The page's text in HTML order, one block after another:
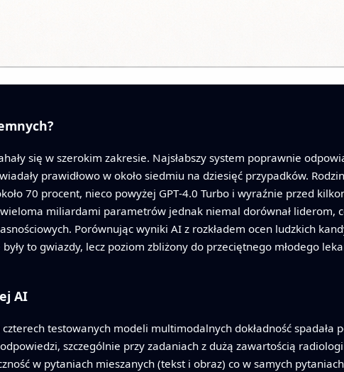
się w szerokim zakresie. Najsłabszy system poprawnie
prawidłowo w około siedmiu na dziesięć przypadków.
70 procent, nieco powyżej GPT‑4.0 Turbo i wyraźnie przed
miliardami parametrów jednak niemal dorównał liderom,
Porównując wyniki AI z rozkładem ocen ludzkich
to gwiazdy, lecz poziom zbliżony do przeciętnego młodego
AI
testowanych modeli multimodalnych dokładność spadała
szczególnie przy zadaniach z dużą zawartością
w pytaniach mieszanych (tekst i obraz) co w samych